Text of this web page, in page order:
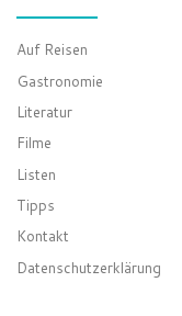
Auf Reisen
Gastronomie
Literatur
Filme
Listen
Tipps
Kontakt
Datenschutzerklärung